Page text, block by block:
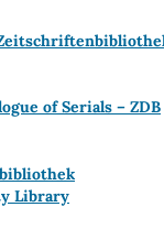
of Serials – ZDB
Library